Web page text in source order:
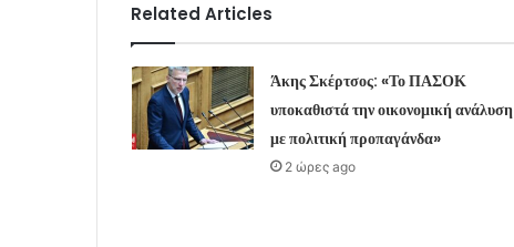
Related Articles
Άκης Σκέρτσος: «Το ΠΑΣΟΚ
υποκαθιστά την οικονομική ανάλυση
με πολιτική προπαγάνδα»
2 ώρες ago